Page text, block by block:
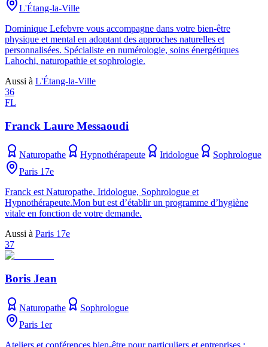
L'Étang-la-Ville
Dominique Lefebvre vous accompagne dans votre bien-être
physique et mental en adoptant des approches naturelles et
personnalisées. Spécialiste en numérologie, soins énergétiques
Lahochi, naturopathie et sophrologie.
Aussi à L'Étang-la-Ville
36
FL
Franck Laure Messaoudi
Naturopathe Hypnothérapeute Iridologue
Sophrologue
Paris 17e
Franck est Naturopathe, Iridologue, Sophrologue et
Hypnothérapeute.Mon but est d’établir un programme d’hygiène
vitale en fonction de votre demande.
Aussi à Paris 17e
37
Boris Jean
Naturopathe
Sophrologue
Paris 1er
Ateliers et conférences bien-être pour particuliers et entreprises :